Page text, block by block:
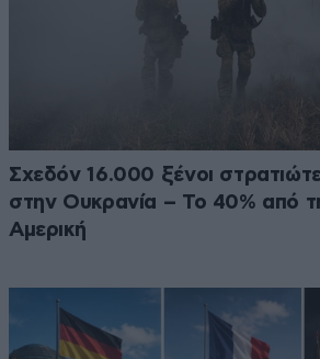
Σχεδόν 16.000 ξένοι
στην Ουκρανία – Το 40% από
Αμερική